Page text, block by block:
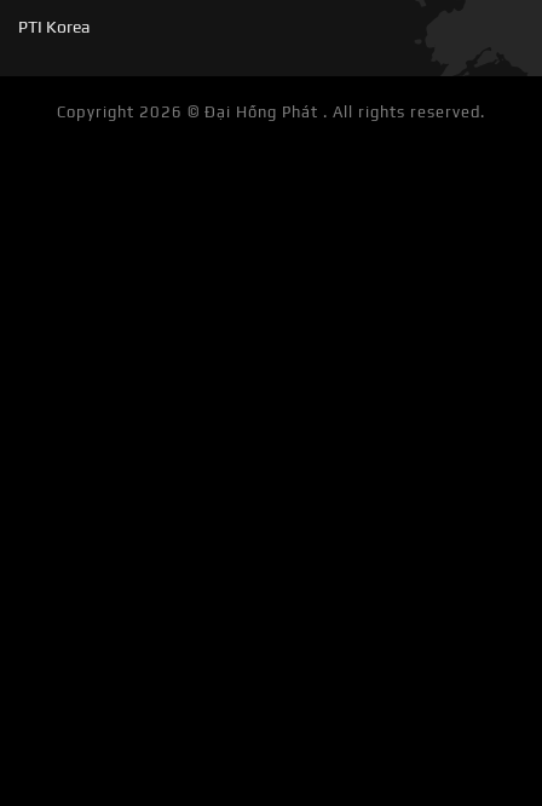
PTI Korea
Copyright 2026 © Đại Hồng Phát . All rights reserved.